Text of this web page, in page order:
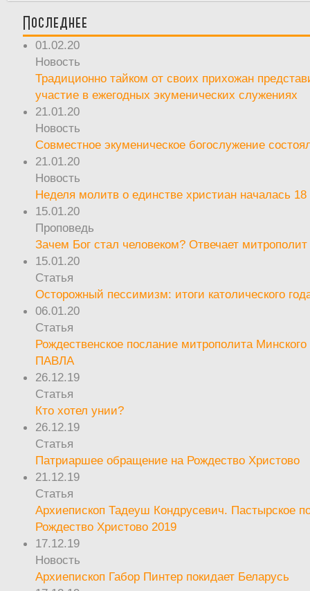
Последнее
01.02.20
Новость
Традиционно тайком от своих прихожан
участие в ежегодных экуменических служениях
21.01.20
Новость
Совместное экуменическое богослужение
21.01.20
Новость
Неделя молитв о единстве христиан началась 18
15.01.20
Проповедь
Зачем Бог стал человеком? Отвечает
15.01.20
Статья
Осторожный пессимизм: итоги католического
06.01.20
Статья
Рождественское послание митрополита Минского
ПАВЛА
26.12.19
Статья
Кто хотел унии?
26.12.19
Статья
Патриаршее обращение на Рождество Христово
21.12.19
Статья
Архиепископ Тадеуш Кондрусевич. Пастырское
Рождество Христово 2019
17.12.19
Новость
Архиепископ Габор Пинтер покидает Беларусь